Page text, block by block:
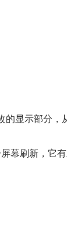
的显示部分，
幕刷新，它